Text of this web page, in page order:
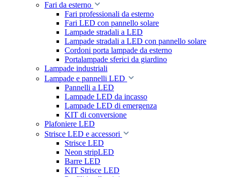
Fari da esterno
Fari professionali da esterno
Fari LED con pannello solare
Lampade stradali a LED
Lampade stradali a LED con pannello solare
Cordoni porta lampade da esterno
Portalampade sferici da giardino
Lampade industriali
Lampade e pannelli LED
Pannelli a LED
Lampade LED da incasso
Lampade LED di emergenza
KIT di conversione
Plafoniere LED
Strisce LED e accessori
Strisce LED
Neon stripLED
Barre LED
KIT Strisce LED